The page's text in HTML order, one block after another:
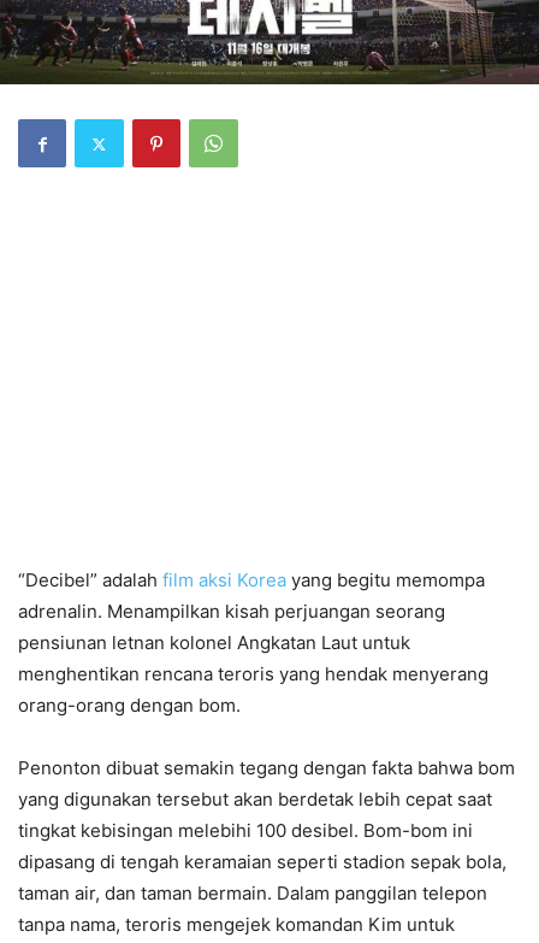
“Decibel” adalah film aksi Korea yang begitu memompa
adrenalin. Menampilkan kisah perjuangan seorang
pensiunan letnan kolonel Angkatan Laut untuk
menghentikan rencana teroris yang hendak menyerang
orang-orang dengan bom.
Penonton dibuat semakin tegang dengan fakta bahwa bom
yang digunakan tersebut akan berdetak lebih cepat saat
tingkat kebisingan melebihi 100 desibel. Bom-bom ini
dipasang di tengah keramaian seperti stadion sepak bola,
taman air, dan taman bermain. Dalam panggilan telepon
tanpa nama, teroris mengejek komandan Kim untuk